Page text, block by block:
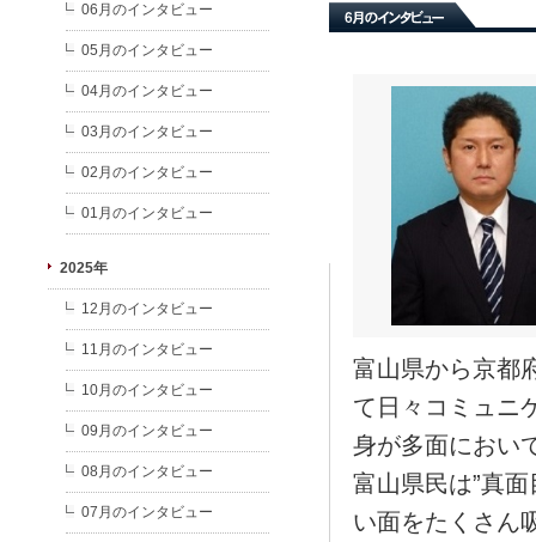
富山県から京都
て日々コミュニ
身が多面におい
富山県民は”真
い面をたくさん
06月のインタビュー
05月のインタビュー
04月のインタビュー
03月のインタビュー
02月のインタビュー
01月のインタビュー
2025年
12月のインタビュー
11月のインタビュー
10月のインタビュー
09月のインタビュー
08月のインタビュー
07月のインタビュー